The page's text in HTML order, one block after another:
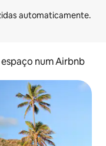
num Airbnb